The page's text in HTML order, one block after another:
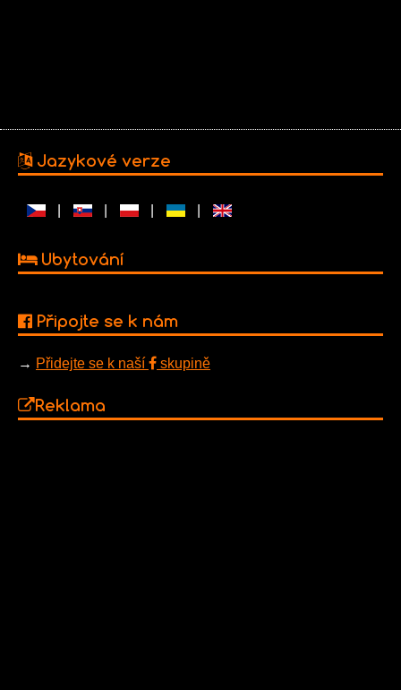
Jazykové verze
Ubytování
Připojte se k nám
→ Přidejte se k naší skupině
Reklama